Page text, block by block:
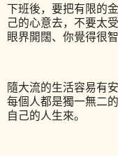
下班後，要把有限的
己的心意去，不要太
眼界開闊、你覺得很
隨大流的生活容易有
每個人都是獨一無二
自己的人生來。